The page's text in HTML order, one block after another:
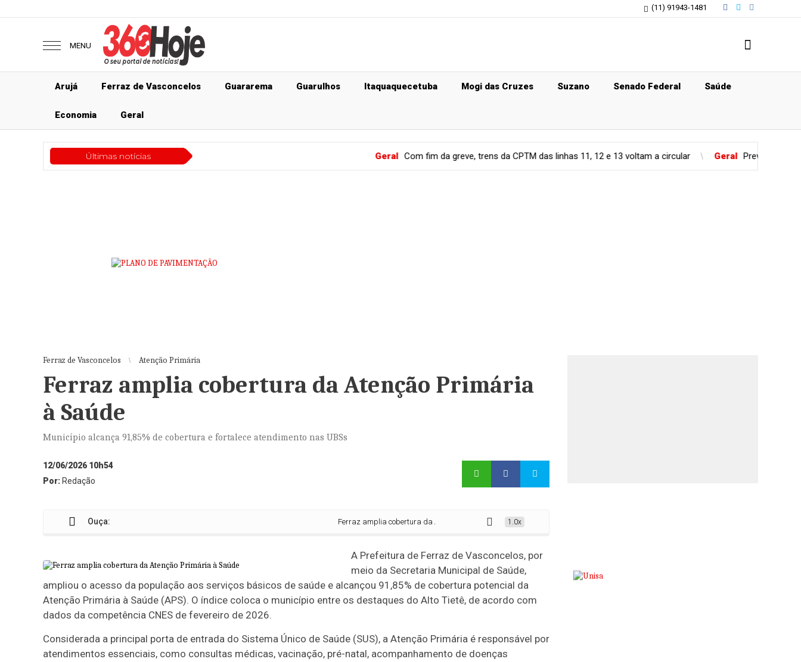
(11) 91943-1481
MENU
Arujá Ferraz de Vasconcelos Guararema Guarulhos Itaquaquecetuba Mogi das Cruzes Suzano Senado Federal Saúde
Economia Geral
Últimas notícias Com fim da greve, trens da CPTM das linhas 11, 12 e 13 voltam a circular Geral Previsão do tempo para
Ferraz de Vasconcelos Atenção Primária
Ferraz amplia cobertura da Atenção Primária
à Saúde
Município alcança 91,85% de cobertura e fortalece atendimento nas UBSs
12/06/2026 10h54
Por: Redação
Ouça: Ferraz amplia cobertura da Atenção Primária à Saúde1.0x
A Prefeitura de Ferraz de Vasconcelos, por
meio da Secretaria Municipal de Saúde,
ampliou o acesso da população aos serviços básicos de saúde e alcançou 91,85% de cobertura potencial da
Atenção Primária à Saúde (APS). O índice coloca o município entre os destaques do Alto Tietê, de acordo com
dados da competência CNES de fevereiro de 2026.
Considerada a principal porta de entrada do Sistema Único de Saúde (SUS), a Atenção Primária é responsável por
atendimentos essenciais, como consultas médicas, vacinação, pré-natal, acompanhamento de doenças